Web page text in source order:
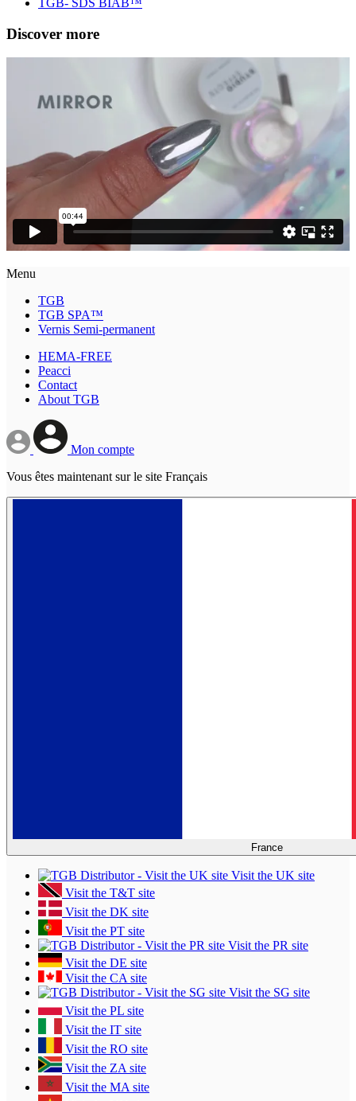
Discover more
Menu
TGB
TGB SPA™
Vernis Semi-permanent
HEMA-FREE
Peacci
Contact
About TGB
Mon compte
Vous êtes maintenant sur le site Français
France
Visit the UK site
Visit the T&T site
Visit the DK site
Visit the PT site
Visit the PR site
Visit the DE site
Visit the CA site
Visit the SG site
Visit the PL site
Visit the IT site
Visit the RO site
Visit the ZA site
Visit the MA site